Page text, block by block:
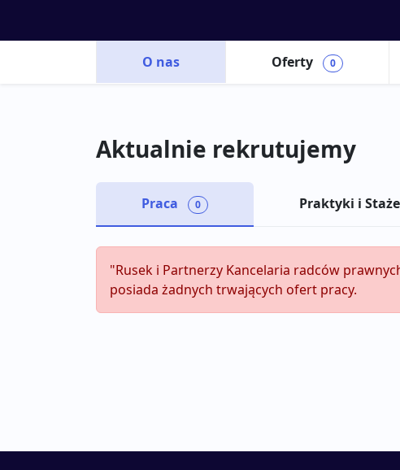
O nas Oferty 0
Aktualnie rekrutujemy
Praca 0 Praktyki i Staże
"Rusek i Partnerzy Kancelaria radców
posiada żadnych trwających ofert pracy.